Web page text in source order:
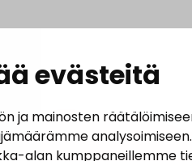
evästeitä
ja mainosten
alan kumppaneillemme